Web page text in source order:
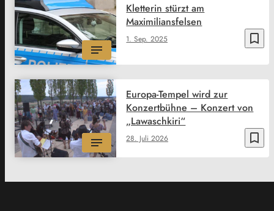
bookmark_border
1. Sep. 2025
Kletterin stürzt am
Maximiliansfelsen
bookmark_border
28. Juli 2026
Europa-Tempel wird zur
Konzertbühne – Konzert von
„Lawaschkiri“